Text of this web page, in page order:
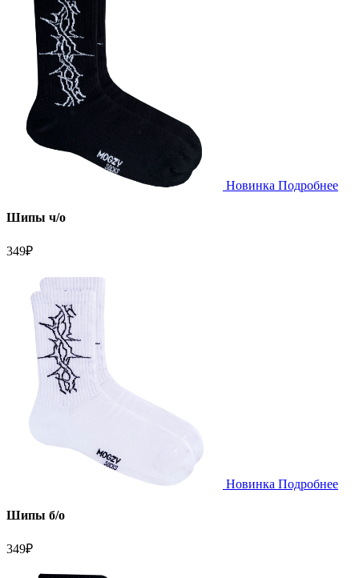
Новинка Подробнее
Шипы ч/о
349₽
Новинка Подробнее
Шипы б/о
349₽